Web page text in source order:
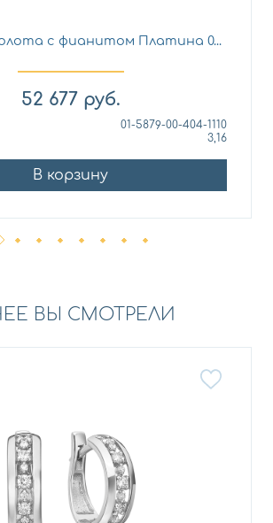
с фианитом Платина 0...
52 677 руб.
01-5879-00-404-1110
3,16
В корзину
ВЫ СМОТРЕЛИ